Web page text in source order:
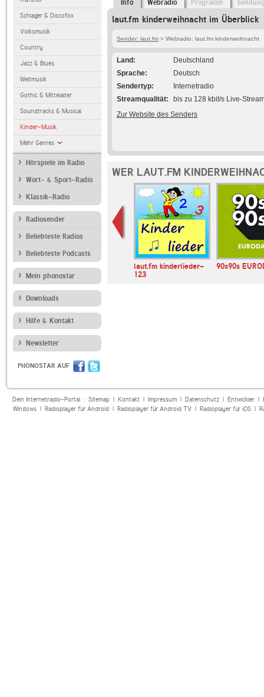
Schlager & Discofox
Volksmusik
Country
Jazz & Blues
Weltmusik
Gothic & Mittelalter
Soundtracks & Musical
Kinder-Musik
Mehr Genres
Hörspiele im Radio
Wort- & Sport-Radio
Klassik-Radio
Radiosender
Beliebteste Radios
Beliebteste Podcasts
Mein phonostar
Downloads
Hilfe & Kontakt
Newsletter
PHONOSTAR AUF
Info Webradio Programm
laut.fm kinderweihnacht im Überblick
Sender: laut.fm > Webradio: laut.fm kinderweihnacht
Land
Deutschland
Sprache
Deutsch
Sendertyp
Internetradio
Streamqualität
bis zu 128 kbit/s Live-
Zur Website des Senders
WER LAUT.FM
WDR 2
laut.fm kinderlieder-
123
90s90s
Dein Internetradio-Portal : Sitemap| Kontakt| Impressum| Datenschutz| Entwickler|
Windows| Radioplayer für Android| Radioplayer für Android TV| Radioplayer für iOS|